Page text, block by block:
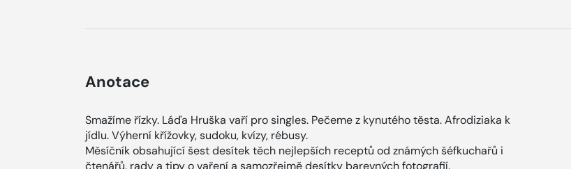
Anotace
Smažíme řízky. Láďa Hruška vaří pro singles. Pečeme z kynutého těsta. Afrodiziaka k
jídlu. Výherní křížovky, sudoku, kvízy, rébusy.
Měsíčník obsahující šest desítek těch nejlepších receptů od známých šéfkuchařů i